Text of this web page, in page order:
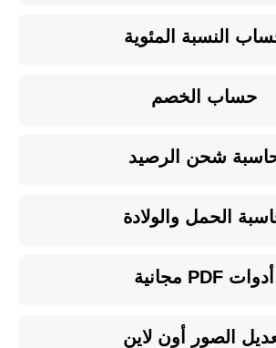
النسبة المئوية
حساب الخصم
شحن الرصيد
الحمل والولادة
أدوات PDF مجانية
الصور أون لاين